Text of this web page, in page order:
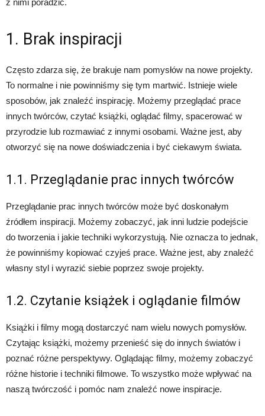
z nimi poradzić.
1. Brak inspiracji
Często zdarza się, że brakuje nam pomysłów na nowe projekty.
To normalne i nie powinniśmy się tym martwić. Istnieje wiele
sposobów, jak znaleźć inspirację. Możemy przeglądać prace
innych twórców, czytać książki, oglądać filmy, spacerować w
przyrodzie lub rozmawiać z innymi osobami. Ważne jest, aby
otworzyć się na nowe doświadczenia i być ciekawym świata.
1.1. Przeglądanie prac innych twórców
Przeglądanie prac innych twórców może być doskonałym
źródłem inspiracji. Możemy zobaczyć, jak inni ludzie podejście
do tworzenia i jakie techniki wykorzystują. Nie oznacza to jednak,
że powinniśmy kopiować czyjeś prace. Ważne jest, aby znaleźć
własny styl i wyrazić siebie poprzez swoje projekty.
1.2. Czytanie książek i oglądanie filmów
Książki i filmy mogą dostarczyć nam wielu nowych pomysłów.
Czytając książki, możemy przenieść się do innych światów i
poznać różne perspektywy. Oglądając filmy, możemy zobaczyć
różne historie i techniki filmowe. To wszystko może wpływać na
naszą twórczość i pomóc nam znaleźć nowe inspiracje.